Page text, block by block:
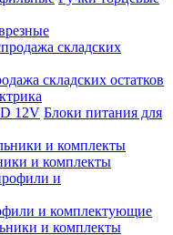
складских остатков
Блоки питания для
и комплекты
и комплектующие